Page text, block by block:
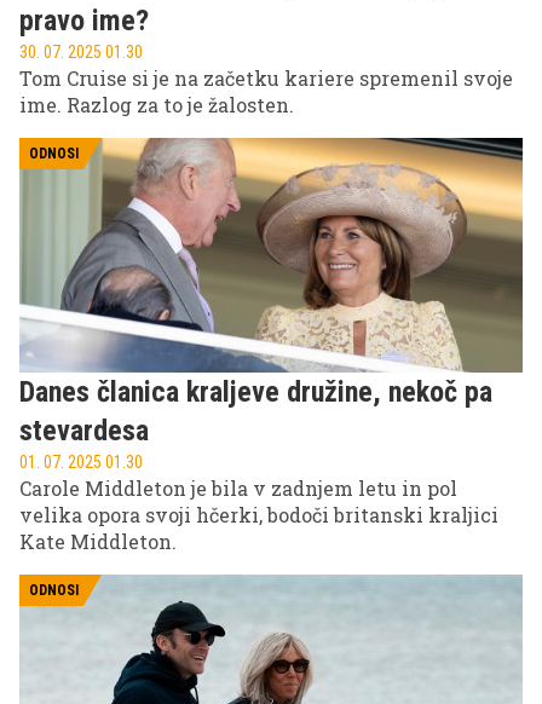
pravo ime?
30. 07. 2025 01.30
Tom Cruise si je na začetku kariere spremenil svoje
ime. Razlog za to je žalosten.
ODNOSI
Danes članica kraljeve družine, nekoč pa
stevardesa
01. 07. 2025 01.30
Carole Middleton je bila v zadnjem letu in pol
velika opora svoji hčerki, bodoči britanski kraljici
Kate Middleton.
ODNOSI